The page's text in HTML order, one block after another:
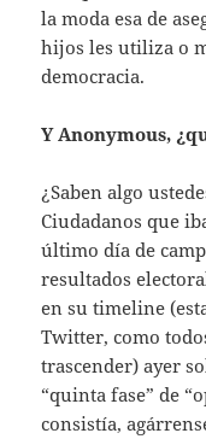
la moda esa de
hijos les utiliza o
democracia.
Y Anonymous,
¿Saben algo
Ciudadanos que
último día de
resultados
en su timeline
Twitter, como
trascender) ayer
“quinta fase” de
consistía,